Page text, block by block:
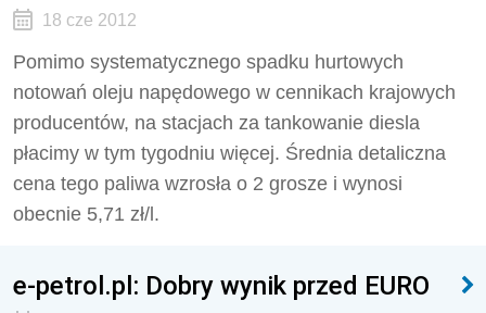
18 cze 2012
Pomimo systematycznego spadku hurtowych
notowań oleju napędowego w cennikach krajowych
producentów, na stacjach za tankowanie diesla
płacimy w tym tygodniu więcej. Średnia detaliczna
cena tego paliwa wzrosła o 2 grosze i wynosi
obecnie 5,71 zł/l.
e-petrol.pl: Dobry wynik przed EURO